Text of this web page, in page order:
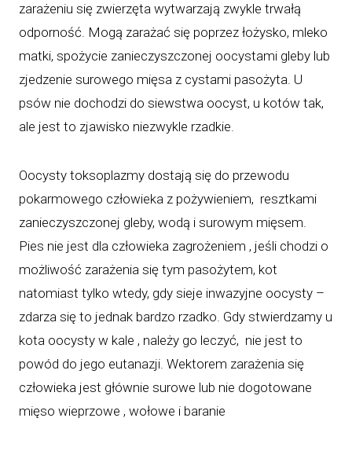
zarażeniu się zwierzęta wytwarzają zwykle trwałą
odporność. Mogą zarażać się poprzez łożysko, mleko
matki, spożycie zanieczyszczonej oocystami gleby lub
zjedzenie surowego mięsa z cystami pasożyta. U
psów nie dochodzi do siewstwa oocyst, u kotów tak,
ale jest to zjawisko niezwykle rzadkie.
Oocysty toksoplazmy dostają się do przewodu
pokarmowego człowieka z pożywieniem, resztkami
zanieczyszczonej gleby, wodą i surowym mięsem.
Pies nie jest dla człowieka zagrożeniem , jeśli chodzi o
możliwość zarażenia się tym pasożytem, kot
natomiast tylko wtedy, gdy sieje inwazyjne oocysty –
zdarza się to jednak bardzo rzadko. Gdy stwierdzamy u
kota oocysty w kale , należy go leczyć, nie jest to
powód do jego eutanazji. Wektorem zarażenia się
człowieka jest głównie surowe lub nie dogotowane
mięso wieprzowe , wołowe i baranie